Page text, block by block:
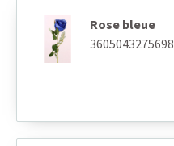
Rose bleue
3605043275698